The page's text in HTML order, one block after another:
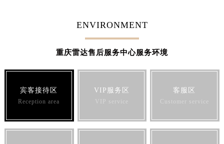
ENVIRONMENT
重庆雷达售后服务中心服务环境
宾客接待区
Reception area
VIP服务区
VIP service
客服区
Customer service